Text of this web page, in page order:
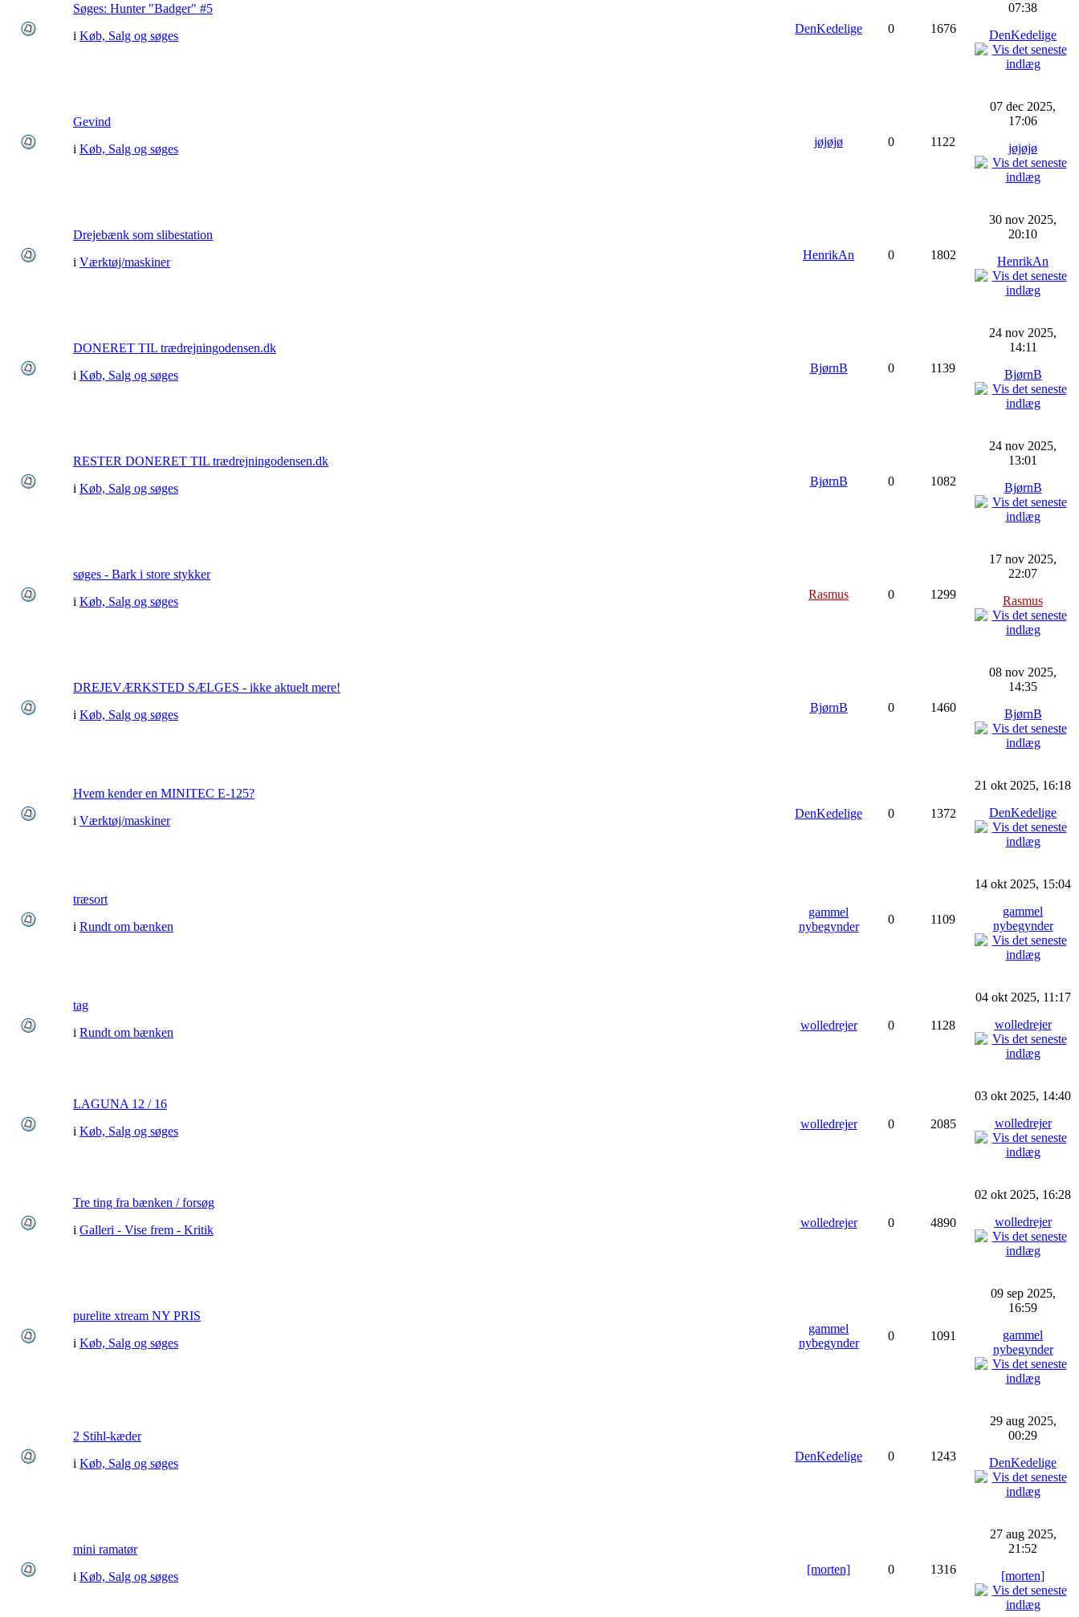
Søges: Hunter "Badger" #5
i Køb, Salg og søges
DenKedelige 0 1676
07:38
DenKedelige
Gevind
i Køb, Salg og søges
jøjøjø 0 1122
07 dec 2025,
17:06
jøjøjø
Drejebænk som slibestation
i Værktøj/maskiner
HenrikAn 0 1802
30 nov 2025,
20:10
HenrikAn
DONERET TIL trædrejningodensen.dk
i Køb, Salg og søges
BjørnB 0 1139
24 nov 2025,
14:11
BjørnB
RESTER DONERET TIL trædrejningodensen.dk
i Køb, Salg og søges
BjørnB 0 1082
24 nov 2025,
13:01
BjørnB
søges - Bark i store stykker
i Køb, Salg og søges
Rasmus 0 1299
17 nov 2025,
22:07
Rasmus
DREJEVÆRKSTED SÆLGES - ikke aktuelt mere!
i Køb, Salg og søges
BjørnB 0 1460
08 nov 2025,
14:35
BjørnB
Hvem kender en MINITEC E-125?
i Værktøj/maskiner
DenKedelige 0 1372
21 okt 2025, 16:18
DenKedelige
træsort
i Rundt om bænken
gammel
nybegynder
0 1109
14 okt 2025, 15:04
gammel
nybegynder
tag
i Rundt om bænken
wolledrejer 0 1128
04 okt 2025, 11:17
wolledrejer
LAGUNA 12 / 16
i Køb, Salg og søges
wolledrejer 0 2085
03 okt 2025, 14:40
wolledrejer
Tre ting fra bænken / forsøg
i Galleri - Vise frem - Kritik
wolledrejer 0 4890
02 okt 2025, 16:28
wolledrejer
purelite xtream NY PRIS
i Køb, Salg og søges
gammel
nybegynder
0 1091
09 sep 2025,
16:59
gammel
nybegynder
2 Stihl-kæder
i Køb, Salg og søges
DenKedelige 0 1243
29 aug 2025,
00:29
DenKedelige
mini ramatør
i Køb, Salg og søges
[morten] 0 1316
27 aug 2025,
21:52
[morten]